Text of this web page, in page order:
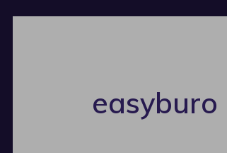
easyburo